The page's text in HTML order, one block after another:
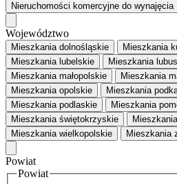
Nieruchomości komercyjne do wynajęcia
Województwo
Mieszkania dolnośląskie
Mieszkania
Mieszkania lubelskie
Mieszkania
Mieszkania małopolskie
Mieszkania
Mieszkania opolskie
Mieszkania
Mieszkania podlaskie
Mieszkania
Mieszkania świętokrzyskie
Mieszkania wielkopolskie
Mieszkania
Powiat
Powiat